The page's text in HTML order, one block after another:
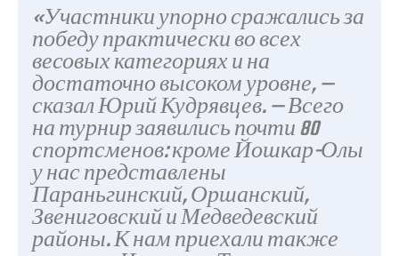
«Участники упорно сражались за
победу практически во всех
весовых категориях и на
достаточно высоком уровне, —
сказал Юрий Кудрявцев. — Всего
на турнир заявились почти 80
спортсменов: кроме Йошкар-Олы
у нас представлены
Параньгинский, Оршанский,
Звениговский и Медведевский
районы. К нам приехали также